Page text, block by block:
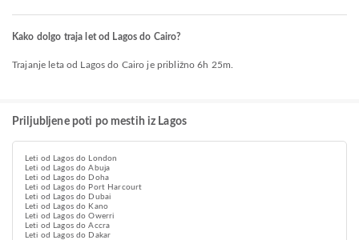
Kako dolgo traja let od Lagos do Cairo?
Trajanje leta od Lagos do Cairo je približno 6h 25m.
Priljubljene poti po mestih iz Lagos
Leti od Lagos do London
Leti od Lagos do Abuja
Leti od Lagos do Doha
Leti od Lagos do Port Harcourt
Leti od Lagos do Dubai
Leti od Lagos do Kano
Leti od Lagos do Owerri
Leti od Lagos do Accra
Leti od Lagos do Dakar